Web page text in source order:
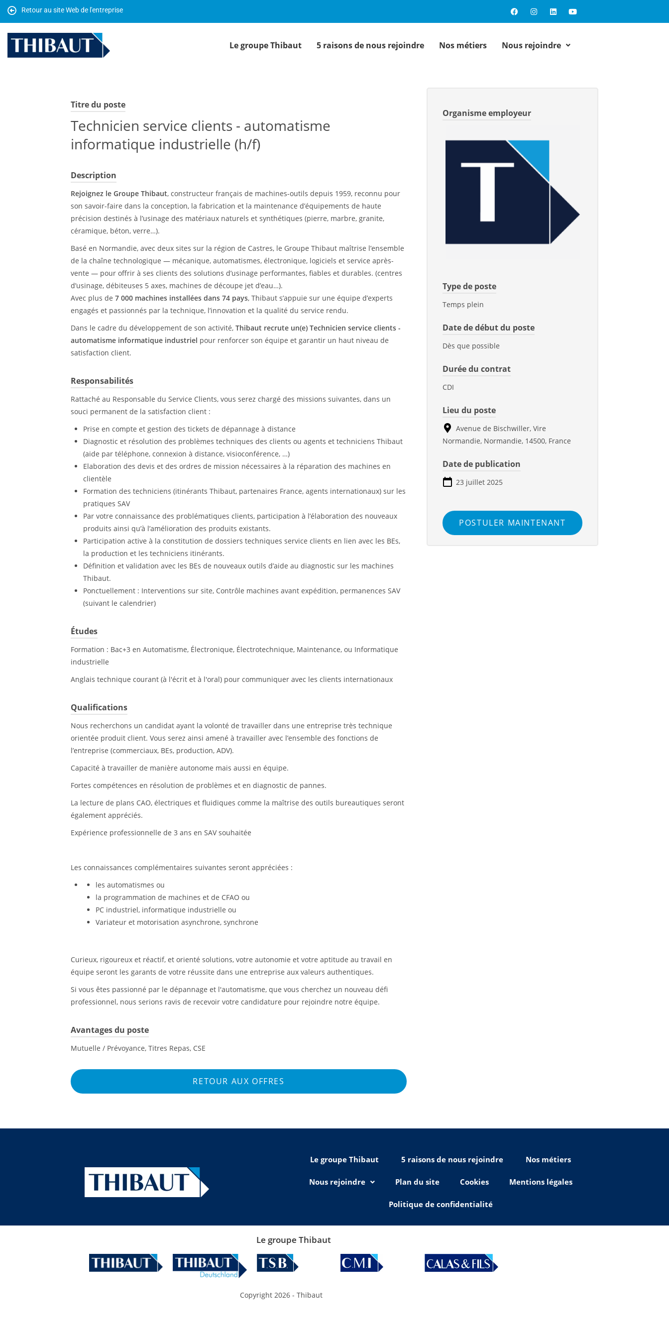
Retour au site Web de l'entreprise
Le groupe Thibaut 5 raisons de nous rejoindre Nos métiers Nous rejoindre
Titre du poste
Technicien service clients - automatisme
informatique industrielle (h/f)
Description
Rejoignez le Groupe Thibaut, constructeur français de machines-outils depuis 1959, reconnu pour
son savoir-faire dans la conception, la fabrication et la maintenance d’équipements de haute
précision destinés à l’usinage des matériaux naturels et synthétiques (pierre, marbre, granite,
céramique, béton, verre…).
Basé en Normandie, avec deux sites sur la région de Castres, le Groupe Thibaut maîtrise l’ensemble
de la chaîne technologique — mécanique, automatismes, électronique, logiciels et service après-
vente — pour offrir à ses clients des solutions d’usinage performantes, fiables et durables. (centres
d’usinage, débiteuses 5 axes, machines de découpe jet d’eau…).
Avec plus de 7 000 machines installées dans 74 pays, Thibaut s’appuie sur une équipe d’experts
engagés et passionnés par la technique, l’innovation et la qualité du service rendu.
Dans le cadre du développement de son activité, Thibaut recrute un(e) Technicien service clients -
automatisme informatique industriel pour renforcer son équipe et garantir un haut niveau de
satisfaction client.
Responsabilités
Rattaché au Responsable du Service Clients, vous serez chargé des missions suivantes, dans un
souci permanent de la satisfaction client :
Prise en compte et gestion des tickets de dépannage à distance
Diagnostic et résolution des problèmes techniques des clients ou agents et techniciens Thibaut
(aide par téléphone, connexion à distance, visioconférence, …)
Elaboration des devis et des ordres de mission nécessaires à la réparation des machines en
clientèle
Formation des techniciens (itinérants Thibaut, partenaires France, agents internationaux) sur les
pratiques SAV
Par votre connaissance des problématiques clients, participation à l’élaboration des nouveaux
produits ainsi qu’à l’amélioration des produits existants.
Participation active à la constitution de dossiers techniques service clients en lien avec les BEs,
la production et les techniciens itinérants.
Définition et validation avec les BEs de nouveaux outils d’aide au diagnostic sur les machines
Thibaut.
Ponctuellement : Interventions sur site, Contrôle machines avant expédition, permanences SAV
(suivant le calendrier)
Études
Formation : Bac+3 en Automatisme, Électronique, Électrotechnique, Maintenance, ou Informatique
industrielle
Anglais technique courant (à l'écrit et à l'oral) pour communiquer avec les clients internationaux
Qualifications
Nous recherchons un candidat ayant la volonté de travailler dans une entreprise très technique
orientée produit client. Vous serez ainsi amené à travailler avec l’ensemble des fonctions de
l’entreprise (commerciaux, BEs, production, ADV).
Capacité à travailler de manière autonome mais aussi en équipe.
Fortes compétences en résolution de problèmes et en diagnostic de pannes.
La lecture de plans CAO, électriques et fluidiques comme la maîtrise des outils bureautiques seront
également appréciés.
Expérience professionnelle de 3 ans en SAV souhaitée
Les connaissances complémentaires suivantes seront appréciées :
les automatismes ou
la programmation de machines et de CFAO ou
PC industriel, informatique industrielle ou
Variateur et motorisation asynchrone, synchrone
Curieux, rigoureux et réactif, et orienté solutions, votre autonomie et votre aptitude au travail en
équipe seront les garants de votre réussite dans une entreprise aux valeurs authentiques.
Si vous êtes passionné par le dépannage et l'automatisme, que vous cherchez un nouveau défi
professionnel, nous serions ravis de recevoir votre candidature pour rejoindre notre équipe.
Avantages du poste
Mutuelle / Prévoyance, Titres Repas, CSE
RETOUR AUX OFFRES
Organisme employeur
Type de poste
Temps plein
Date de début du poste
Dès que possible
Durée du contrat
CDI
Lieu du poste
Avenue de Bischwiller, Vire
Normandie, Normandie, 14500, France
Date de publication
23 juillet 2025
POSTULER MAINTENANT
Le groupe Thibaut 5 raisons de nous rejoindre Nos métiers
Nous rejoindre Plan du site Cookies Mentions légales
Politique de confidentialité
Le groupe Thibaut
Copyright 2026 - Thibaut